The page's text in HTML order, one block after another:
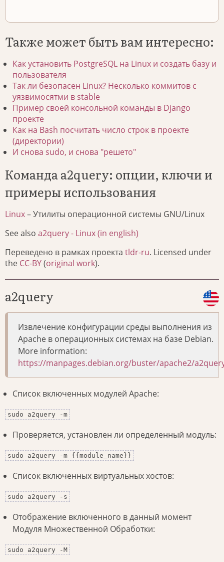
Также может быть вам интересно:
Как установить PostgreSQL на Linux и создать базу и
пользователя
Так ли безопасен Linux? Несколько коммитов с
уязвимосятми в stable
Пример своей консольной команды в Django
проекте
Как на Bash посчитать число строк в проекте
(директории)
И снова sudo, и снова "решето"
Команда a2query: опции, ключи и
примеры использования
Linux– Утилиты операционной системы GNU/Linux
See also a2query - Linux (in english)
Переведено в рамках проекта tldr-ru. Licensed under
the CC-BY(original work).
a2query
Извлечение конфигурации среды выполнения из
Apache в операционных системах на базе Debian.
More information:
https://manpages.debian.org/buster/apache2/
Список включенных модулей Apache:
sudo a2query -m
Проверяется, установлен ли определенный модуль:
sudo a2query -m {{module_name}}
Список включенных виртуальных хостов:
sudo a2query -s
Отображение включенного в данный момент
Модуля Множественной Обработки:
sudo a2query -M